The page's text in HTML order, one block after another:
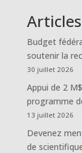
Budget
soutenir la
30 juillet 2026
Appui de 2
programme
13 juillet 2026
Devenez
de